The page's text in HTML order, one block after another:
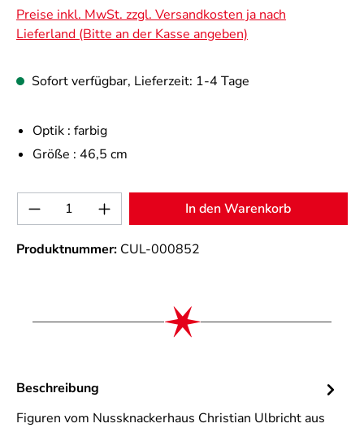
Preise inkl. MwSt. zzgl. Versandkosten ja nach
Lieferland (Bitte an der Kasse angeben)
Sofort verfügbar, Lieferzeit: 1-4 Tage
Optik : farbig
Größe : 46,5 cm
Produkt Anzahl: Gib den gewünschten
In den Warenkorb
Produktnummer: CUL-000852
Beschreibung
Figuren vom Nussknackerhaus Christian Ulbricht aus